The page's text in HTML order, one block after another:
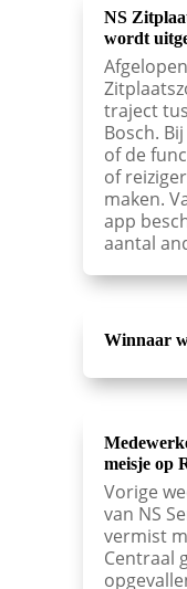
NS
wordt
traject
Bosch.
of de
of
maken.
app
aantal
Winnaar
meisje op
Vorige
van NS
vermist
Centraal